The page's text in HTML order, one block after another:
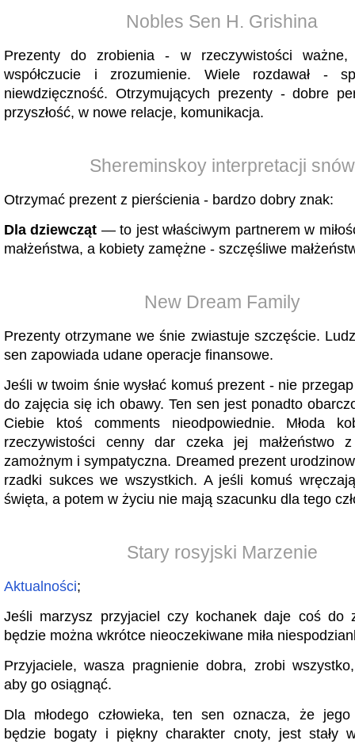
Nobles Sen H. Grishina
Prezenty do zrobienia - w rzeczywistości ważne,
współczucie i zrozumienie. Wiele rozdawał -
niewdzięczność. Otrzymujących prezenty - dobre
przyszłość, w nowe relacje, komunikacja.
Shereminskoy interpretacji snów
Otrzymać prezent z pierścienia - bardzo dobry znak:
Dla dziewcząt — to jest właściwym partnerem w
małżeństwa, a kobiety zamężne - szczęśliwe
New Dream Family
Prezenty otrzymane we śnie zwiastuje szczęście.
sen zapowiada udane operacje finansowe.
Jeśli w twoim śnie wysłać komuś prezent - nie
do zajęcia się ich obawy. Ten sen jest ponadto
Ciebie ktoś comments nieodpowiednie. Młoda
rzeczywistości cenny dar czeka jej małżeństwo z
zamożnym i sympatyczna. Dreamed prezent
rzadki sukces we wszystkich. A jeśli komuś
święta, a potem w życiu nie mają szacunku dla tego
Stary rosyjski Marzenie
Aktualności;
Jeśli marzysz przyjaciel czy kochanek daje coś do
będzie można wkrótce nieoczekiwane miła
Przyjaciele, wasza pragnienie dobra, zrobi
aby go osiągnąć.
Dla młodego człowieka, ten sen oznacza, że ​​jego
będzie bogaty i piękny charakter cnoty, jest stały